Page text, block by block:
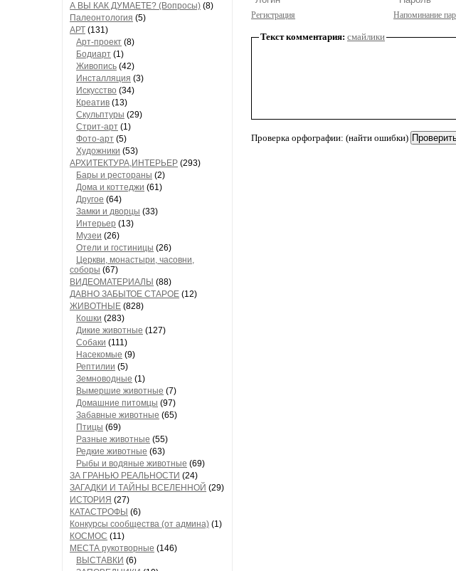
А ВЫ КАК ДУМАЕТЕ? (Вопросы) (8)
Палеонтология (5)
АРТ (131)
Арт-проект (8)
Бодиарт (1)
Живопись (42)
Инсталляция (3)
Искусство (34)
Креатив (13)
Скульптуры (29)
Стрит-арт (1)
Фото-арт (5)
Художники (53)
АРХИТЕКТУРА,ИНТЕРЬЕР (293)
Бары и рестораны (2)
Дома и коттеджи (61)
Другое (64)
Замки и дворцы (33)
Интерьер (13)
Музеи (26)
Отели и гостиницы (26)
Церкви, монастыри, часовни,
соборы (67)
ВИДЕОМАТЕРИАЛЫ (88)
ДАВНО ЗАБЫТОЕ СТАРОЕ (12)
ЖИВОТНЫЕ (828)
Кошки (283)
Дикие животные (127)
Собаки (111)
Насекомые (9)
Рептилии (5)
Земноводные (1)
Вымершие животные (7)
Домашние питомцы (97)
Забавные животные (65)
Птицы (69)
Разные животные (55)
Редкие животные (63)
Рыбы и водяные животные (69)
ЗА ГРАНЬЮ РЕАЛЬНОСТИ (24)
ЗАГАДКИ И ТАЙНЫ ВСЕЛЕННОЙ (29)
ИСТОРИЯ (27)
КАТАСТРОФЫ (6)
Конкурсы сообщества (от админа) (1)
КОСМОС (11)
МЕСТА рукотворные (146)
ВЫСТАВКИ (6)
Регистрация Напоминание
Текст комментария: смайлики
Проверка орфографии: (найти ошибки)